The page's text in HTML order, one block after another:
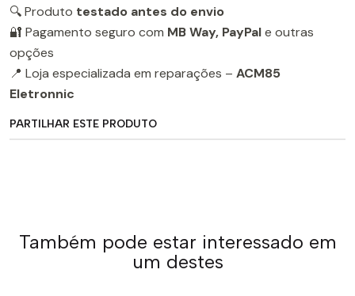
🔍 Produto testado antes do envio
🔐 Pagamento seguro com MB Way, PayPale outras
opções
📍 Loja especializada em reparações – ACM85
Eletronnic
PARTILHAR ESTE PRODUTO
Também pode estar interessado em
um destes